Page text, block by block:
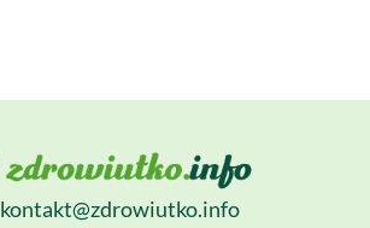
kontakt@zdrowiutko.info